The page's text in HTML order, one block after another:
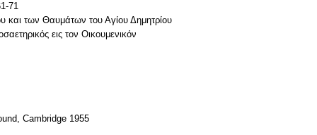
71
και των Θαυμάτων του Αγίου Δημητρίου
εις τον Οικουμενικόν
Cambridge 1955